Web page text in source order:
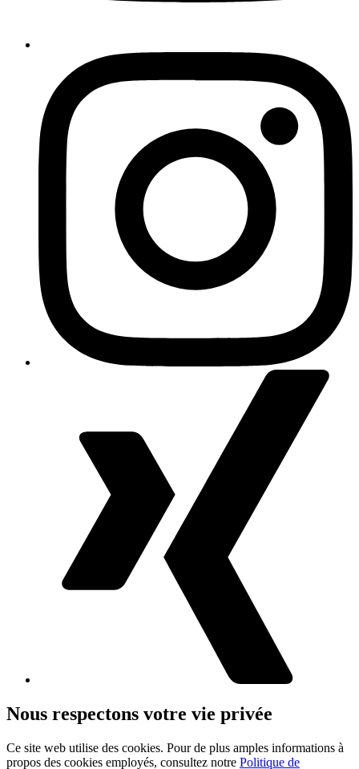
Nous respectons votre vie privée
Ce site web utilise des cookies. Pour de plus amples informations à
propos des cookies employés, consultez notre Politique de